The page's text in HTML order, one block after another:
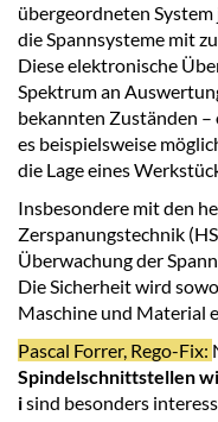
übergeordneten
die Spannsysteme mit
Diese elektronische
Spektrum an
bekannten Zuständen –
es beispielsweise
die Lage eines
Insbesondere mit den
Zerspanungstechnik
Überwachung der
Die Sicherheit wird
Maschine und Material
Pascal Forrer, Rego-Fix:
Spindelschnittstellen
isind besonders